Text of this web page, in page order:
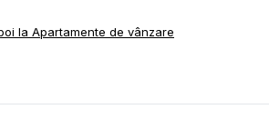
la Apartamente de vânzare